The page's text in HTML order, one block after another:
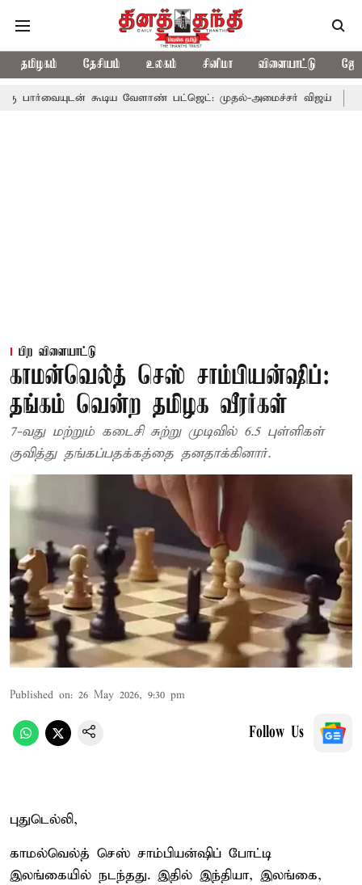
தமிழகம் தேசியம் உலகம் சினிமா விளையாட்டு
கூடிய வேளாண் பட்ஜெட்: முதல்-அமைச்சர் விஜய் தமிழக
பிற விளையாட்டு
காமன்வெல்த் செஸ் சாம்பியன்ஷிப்:
தங்கம் வென்ற தமிழக வீரர்கள்
7-வது மற்றும் கடைசி சுற்று முடிவில் 6.5 புள்ளிகள்
குவித்து தங்கப்பதக்கத்தை தனதாக்கினார்.
Published on: 26 May 2026, 9:30 pm
Follow Us
புதுடெல்லி,
காமல்வெல்த் செஸ் சாம்பியன்ஷிப் போட்டி
இலங்கையில் நடந்தது. இதில் இந்தியா, இலங்கை,